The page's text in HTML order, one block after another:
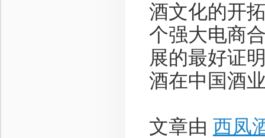
酒文化的开
个强大电商
展的最好证
酒在中国酒
文章由 西凤